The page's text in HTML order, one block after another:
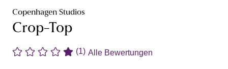
Copenhagen Studios
Crop-Top
(1) Alle Bewertungen